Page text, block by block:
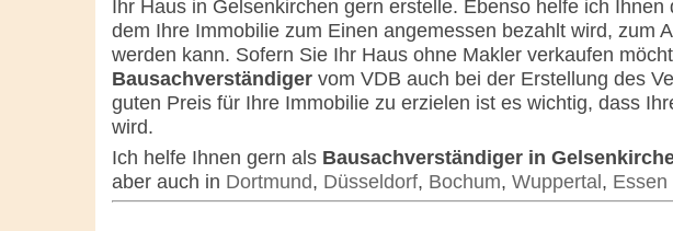
Ihr Haus in Gelsenkirchen gern erstelle. Ebenso helfe ich
dem Ihre Immobilie zum Einen angemessen bezahlt wird, zum
werden kann. Sofern Sie Ihr Haus ohne Makler verkaufen
Bausachverständiger vom VDB auch bei der Erstellung des
guten Preis für Ihre Immobilie zu erzielen ist es wichtig, dass
wird.
Ich helfe Ihnen gern als Bausachverständiger in
aber auch in Dortmund, Düsseldorf, Bochum, Wuppertal, Essen